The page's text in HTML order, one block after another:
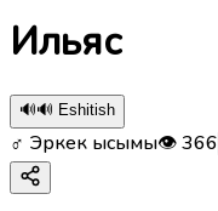
Ильяс
🔊🔊 Eshitish
♂ Эркек ысымы👁366